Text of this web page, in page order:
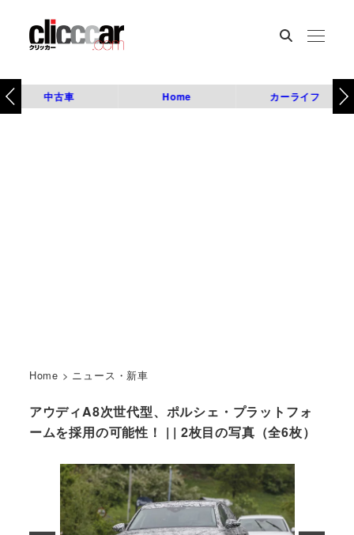
中古車 Home カーライフ
Home > ニュース・新車
アウディA8次世代型、ポルシェ・プラットフォ
ームを採用の可能性！ | | 2枚目の写真（全6枚）